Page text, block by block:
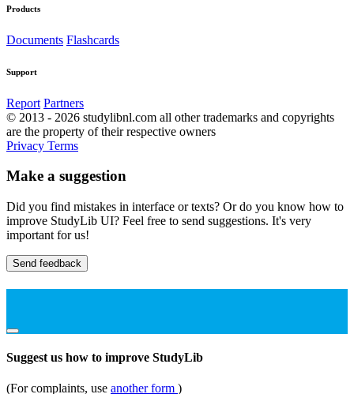
Products
Documents Flashcards
Support
Report Partners
© 2013 - 2026 studylibnl.com all other trademarks and copyrights
are the property of their respective owners
Privacy Terms
Make a suggestion
Did you find mistakes in interface or texts? Or do you know how to
improve StudyLib UI? Feel free to send suggestions. It's very
important for us!
Send feedback
Suggest us how to improve StudyLib
(For complaints, use another form )